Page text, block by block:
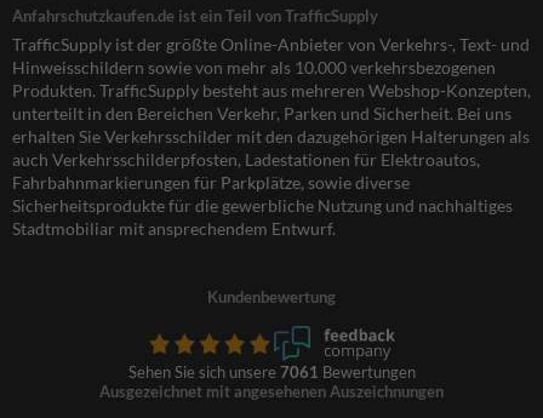
Anfahrschutzkaufen.de ist ein Teil von TrafficSupply
TrafficSupply ist der größte Online-Anbieter von Verkehrs-, Text- und
Hinweisschildern sowie von mehr als 10.000 verkehrsbezogenen
Produkten. TrafficSupply besteht aus mehreren Webshop-Konzepten,
unterteilt in den Bereichen Verkehr, Parken und Sicherheit. Bei uns
erhalten Sie Verkehrsschilder mit den dazugehörigen Halterungen als
auch Verkehrsschilderpfosten, Ladestationen für Elektroautos,
Fahrbahnmarkierungen für Parkplätze, sowie diverse
Sicherheitsprodukte für die gewerbliche Nutzung und nachhaltiges
Stadtmobiliar mit ansprechendem Entwurf.
Kundenbewertung
Sehen Sie sich unsere 7061 Bewertungen
Ausgezeichnet mit angesehenen Auszeichnungen